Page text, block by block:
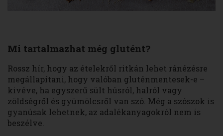
Mi tartalmazhat még glutént?
Rossz hír, hogy az ételekről ritkán lehet ránézésre
megállapítani, hogy valóban gluténmentesek-e –
kivéve, ha egyszerű sült húsról, halról vagy
zöldségről és gyümölcsről van szó. Még a szószok is
gyanúsak lehetnek, az adalékanyagokról nem is
beszélve.